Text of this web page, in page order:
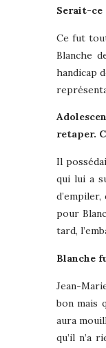
Serait-ce
Ce fut
Blanche
handicap
retaper.
Il
qui lui a
pour
tard,
Blanche
Jean-
bon mais
aura
qu’il n’a